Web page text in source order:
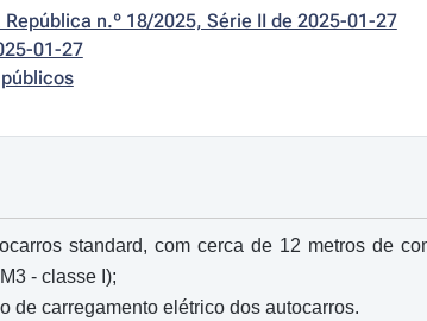
República n.º 18/2025, Série II de 2025-01-27
01-27
standard, com cerca de 12 metros de
- classe I);
de carregamento elétrico dos autocarros.